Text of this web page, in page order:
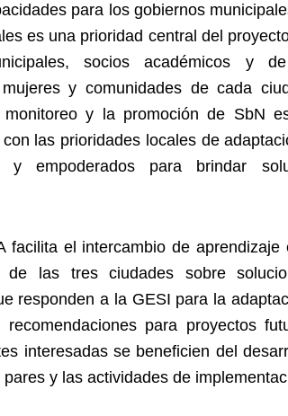
para los gobiernos
es una prioridad central del
socios académicos y
y comunidades de cada
monitoreo y la promoción de SbN
las prioridades locales de
y empoderados para brindar
facilita el intercambio de
de las tres ciudades sobre
responden a la GESI para la
recomendaciones para proyectos
interesadas se beneficien del
y las actividades de